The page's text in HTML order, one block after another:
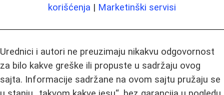
korišćenja | Marketinški servisi
Urednici i autori ne preuzimaju nikakvu odgovornost
za bilo kakve greške ili propuste u sadržaju ovog
sajta. Informacije sadržane na ovom sajtu pružaju se